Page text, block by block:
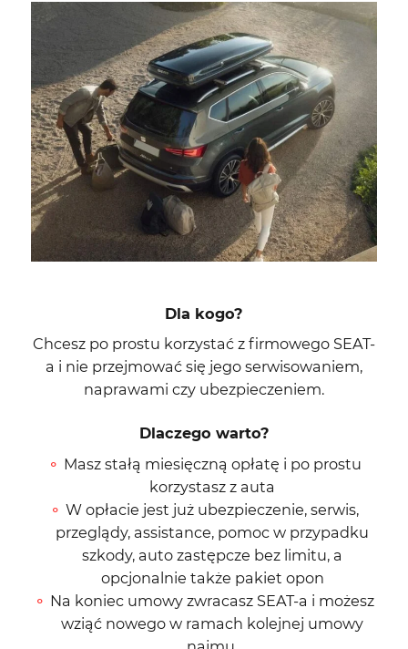
Dla kogo?
Chcesz po prostu korzystać z firmowego SEAT-
a i nie przejmować się jego serwisowaniem,
naprawami czy ubezpieczeniem.
Dlaczego warto?
Masz stałą miesięczną opłatę i po prostu
korzystasz z auta
W opłacie jest już ubezpieczenie, serwis,
przeglądy, assistance, pomoc w przypadku
szkody, auto zastępcze bez limitu, a
opcjonalnie także pakiet opon
Na koniec umowy zwracasz SEAT-a i możesz
wziąć nowego w ramach kolejnej umowy